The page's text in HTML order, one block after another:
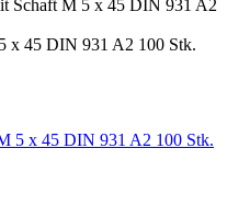
x 45 DIN 931 A2 100 Stk.